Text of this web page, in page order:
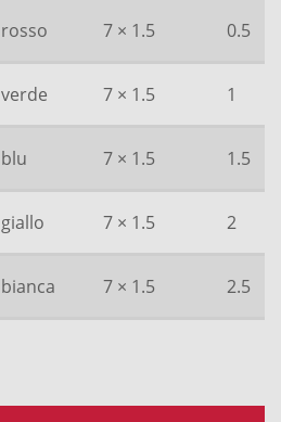
rosso 7 × 1.5 0.5
verde 7 × 1.5 1
blu 7 × 1.5 1.5
giallo 7 × 1.5 2
bianca 7 × 1.5 2.5